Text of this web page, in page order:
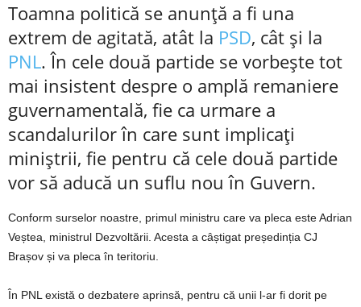
Toamna politică se anunță a fi una
extrem de agitată, atât la PSD, cât și la
PNL. În cele două partide se vorbește tot
mai insistent despre o amplă remaniere
guvernamentală, fie ca urmare a
scandalurilor în care sunt implicați
miniștrii, fie pentru că cele două partide
vor să aducă un suflu nou în Guvern.
Conform surselor noastre, primul ministru care va pleca este Adrian
Veștea, ministrul Dezvoltării. Acesta a câștigat președinția CJ
Brașov și va pleca în teritoriu.
În PNL există o dezbatere aprinsă, pentru că unii l-ar fi dorit pe